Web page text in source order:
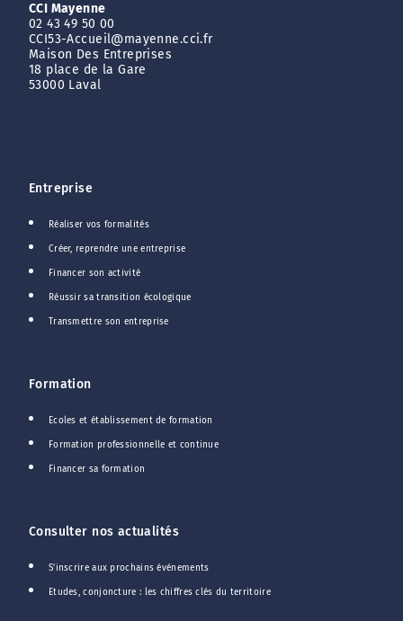
CCI Mayenne
02 43 49 50 00
CCI53-Accueil@mayenne.cci.fr
Maison Des Entreprises
18 place de la Gare
53000 Laval
Entreprise
Réaliser vos formalités
Créer, reprendre une entreprise
Financer son activité
Réussir sa transition écologique
Transmettre son entreprise
Formation
Ecoles et établissement de formation
Formation professionnelle et continue
Financer sa formation
Consulter nos actualités
S'inscrire aux prochains événements
Etudes, conjoncture : les chiffres clés du territoire